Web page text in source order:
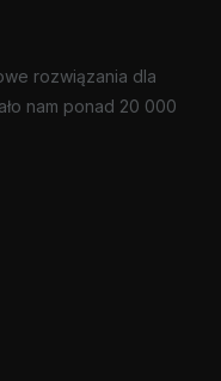
rozwiązania dla
nam ponad 20 000